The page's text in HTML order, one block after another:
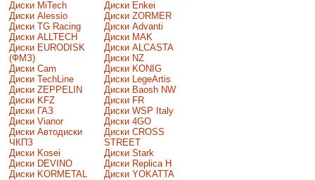
Диски MiTech
Диски Alessio
Диски TG Racing
Диски ALLTECH
Диски EURODISK
(ФМЗ)
Диски Cam
Диски TechLine
Диски ZEPPELIN
Диски KFZ
Диски ГАЗ
Диски Vianor
Диски Автодиски
ЧКПЗ
Диски Kosei
Диски DEVINO
Диски KORMETAL
Диски Enkei
Диски ZORMER
Диски Advanti
Диски MAK
Диски ALCASTA
Диски NZ
Диски KONIG
Диски LegeArtis
Диски Baosh NW
Диски FR
Диски WSP Italy
Диски 4GO
Диски CROSS
STREET
Диски Stark
Диски Replica H
Диски YOKATTA